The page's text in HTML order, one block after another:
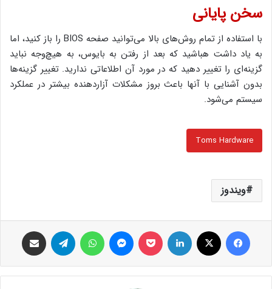
سخن پایانی
با استفاده از تمام روش‌های بالا می‌توانید صفحه BIOS را باز کنید، اما
به یاد داشت هباشید که بعد از رفتن به بایوس، به هیچ‌وجه نباید
گزینه‌ای را تغییر دهید که در مورد آن اطلاعاتی ندارید. تغییر گزینه‌ها
بدون آشنایی با آنها باعث بروز مشکلات آزاردهنده بیشتر در عملکرد
سیستم می‌شود.
Toms Hardware
ویندوز